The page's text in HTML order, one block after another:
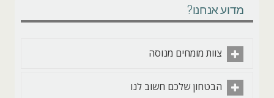
מדוע אנחנו?
צוות מומחים מנוסה
הבטחון שלכם חשוב לנו